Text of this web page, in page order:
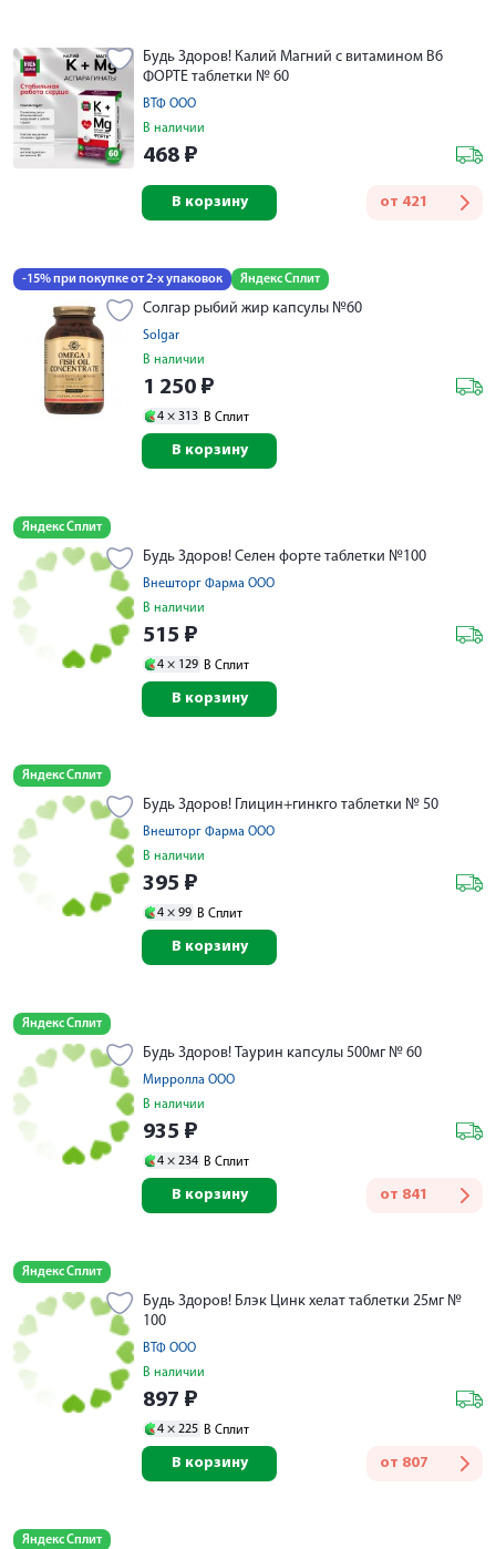
Будь Здоров! Калий Магний с витамином B6
ФОРТЕ таблетки № 60
ВТФ ООО
В наличии
468 ₽
от 421
В корзину
-15% при покупке от 2-х упаковок Яндекс Сплит
Солгар рыбий жир капсулы №60
Solgar
В наличии
1 250 ₽
4 × 313 В Сплит
В корзину
Яндекс Сплит
Будь Здоров! Селен форте таблетки №100
Внешторг Фарма ООО
В наличии
515 ₽
4 × 129 В Сплит
В корзину
Яндекс Сплит
Будь Здоров! Глицин+гинкго таблетки № 50
Внешторг Фарма ООО
В наличии
395 ₽
4 × 99 В Сплит
В корзину
Яндекс Сплит
Будь Здоров! Таурин капсулы 500мг № 60
Мирролла ООО
В наличии
935 ₽
4 × 234 В Сплит
от 841
В корзину
Яндекс Сплит
Будь Здоров! Блэк Цинк хелат таблетки 25мг №
100
ВТФ ООО
В наличии
897 ₽
4 × 225 В Сплит
от 807
В корзину
Яндекс Сплит